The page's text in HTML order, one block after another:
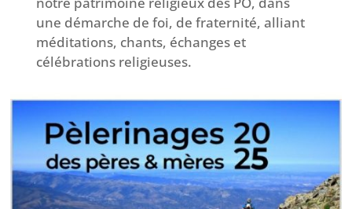
une démarche de foi, de fraternité, alliant
méditations, chants, échanges et
célébrations religieuses.